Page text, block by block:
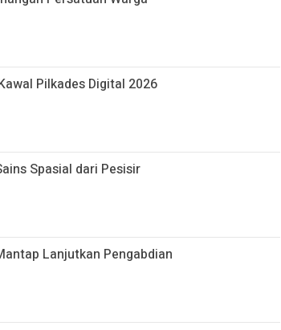
Pilkades Digital 2026
Spasial dari Pesisir
Lanjutkan Pengabdian